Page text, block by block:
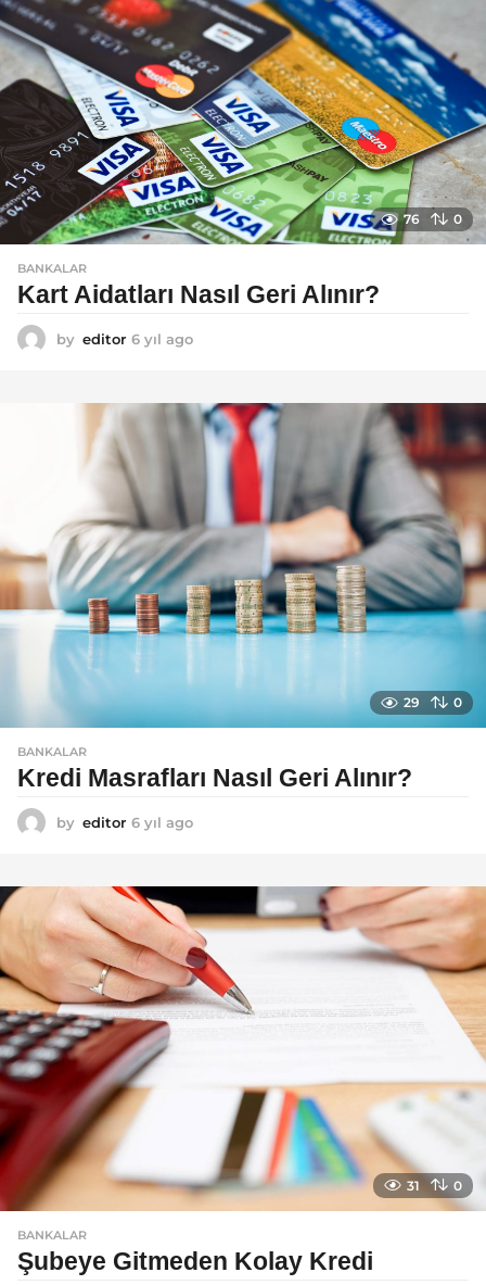
g
o
76 0
BANKALAR
Kart Aidatları Nasıl Geri Alınır?
by editor 6 yıl ago
l
a
29 0
BANKALAR
Kredi Masrafları Nasıl Geri Alınır?
by editor 6 yıl ago
l
g
o
31 0
BANKALAR
Şubeye Gitmeden Kolay Kredi